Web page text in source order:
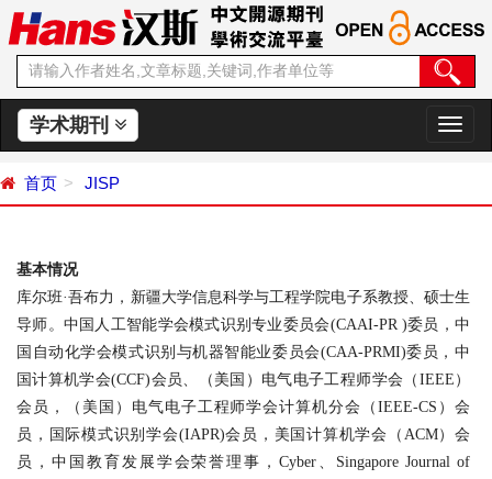
学术期刊
切
换
首页 JISP
基本情况
库尔班·吾布力，新疆大学信息科学与工程学院电子系教授、硕士生
导师。中国人工智能学会模式识别专业委员会(CAAI-PR )委员，中
国自动化学会模式识别与机器智能业委员会(CAA-PRMI)委员 ，中
国计算机学会(CCF)会员、（美国）电气电子工程师学会 （ IEEE ）
会员 ， （美国）电气电子工程师学会计算机分会 （IEEE-CS ）会
员，国际模式识别学会(IAPR)会员 ， 美国计算机学会 （ ACM） 会
员，中国教育发展学会荣誉理事，Cyber 、 Singapore Journal of